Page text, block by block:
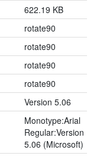
622.19 KB
rotate90
rotate90
rotate90
rotate90
Version 5.06
Monotype:Arial
Regular:Version
5.06 (Microsoft)